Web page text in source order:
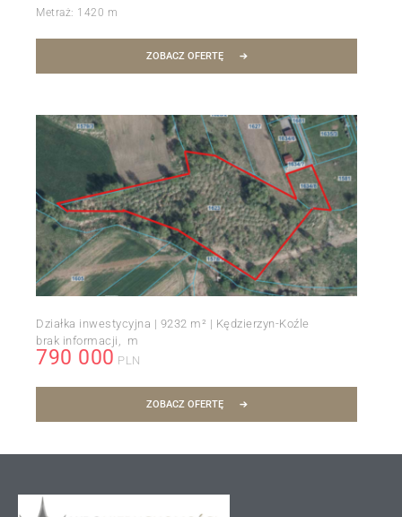
Metraż: 1420 m
ZOBACZ OFERTĘ
Działka inwestycyjna | 9232 m² | Kędzierzyn-Koźle
brak informacji
m
790 000 PLN
ZOBACZ OFERTĘ